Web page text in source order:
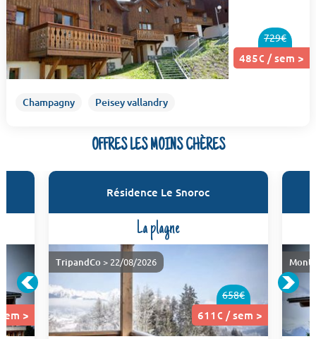
729€
485€ / sem >
Champagny Peisey vallandry
OFFRES LES MOINS CHÈRES
>
Résidence Le Snoroc
La plagne
658€
611€ / sem >
TripandCo > 22/08/2026